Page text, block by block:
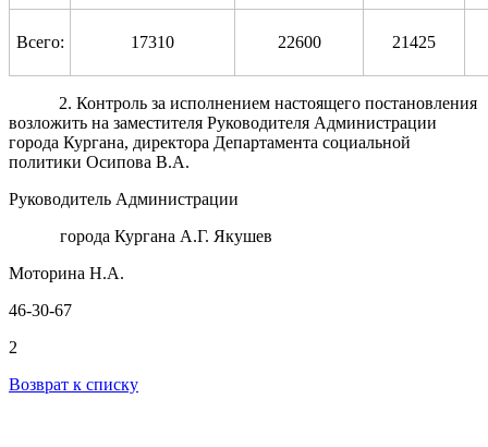
Всего: 17310 22600 21425
2. Контроль за исполнением настоящего постановления
возложить на заместителя Руководителя Администрации
города Кургана, директора Департамента социальной
политики Осипова В.А.
Руководитель Администрации
города Кургана А.Г. Якушев
Моторина Н.А.
46-30-67
2
Возврат к списку